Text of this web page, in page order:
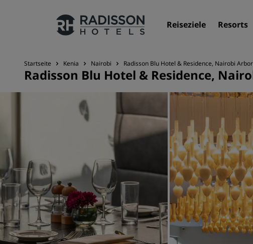
Reiseziele Resorts
Unsere Marken
Marken von Radisson Hotels
Startseite Kenia Nairobi Radisson Blu Hotel & Residence, Nairobi
Radisson Blu Hotel & Residence,